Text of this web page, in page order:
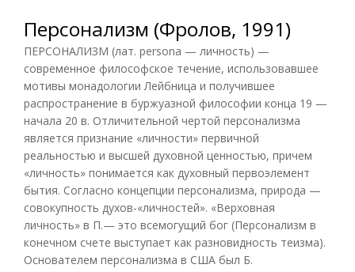
Персонализм (Фролов, 1991)
ПЕРСОНАЛИЗМ (лат. persona — личность) —
современное философское течение, использовавшее
мотивы монадологии Лейбница и получившее
распространение в буржуазной философии конца 19 —
начала 20 в. Отличительной чертой персонализма
является признание «личности» первичной
реальностью и высшей духовной ценностью, причем
«личность» понимается как духовный первоэлемент
бытия. Согласно концепции персонализма, природа —
совокупность духов-«личностей». «Верховная
личность» в П.— это всемогущий бог (Персонализм в
конечном счете выступает как разновидность теизма).
Основателем персонализма в США был Б.